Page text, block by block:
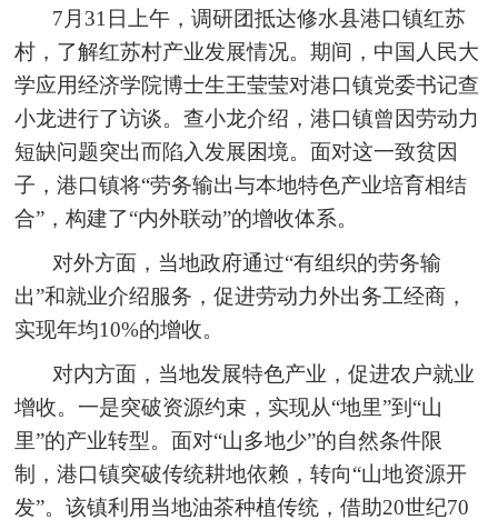
7月31日上午，调研团抵达修水县港口镇红苏
村，了解红苏村产业发展情况。期间，中国人民大
学应用经济学院博士生王莹莹对港口镇党委书记查
小龙进行了访谈。查小龙介绍，港口镇曾因劳动力
短缺问题突出而陷入发展困境。面对这一致贫因
子，港口镇将“劳务输出与本地特色产业培育相结
合”，构建了“内外联动”的增收体系。
对外方面，当地政府通过“有组织的劳务输
出”和就业介绍服务，促进劳动力外出务工经商，
实现年均10%的增收。
对内方面，当地发展特色产业，促进农户就业
增收。一是突破资源约束，实现从“地里”到“山
里”的产业转型。面对“山多地少”的自然条件限
制，港口镇突破传统耕地依赖，转向“山地资源开
发”。该镇利用当地油茶种植传统，借助20世纪70